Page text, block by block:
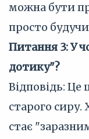
можна бути
просто
Питання 3: У
дотику"?
Відповідь:
старого сиру.
стає